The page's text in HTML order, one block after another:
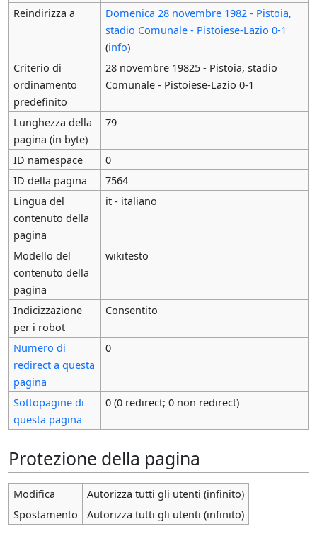
Reindirizza a
Domenica 28 novembre 1982 - Pistoia,
stadio Comunale - Pistoiese-Lazio 0-1
(info)
Criterio di
ordinamento
predefinito
28 novembre 19825 - Pistoia, stadio
Comunale - Pistoiese-Lazio 0-1
Lunghezza della
pagina (in byte)
79
ID namespace
0
ID della pagina
7564
Lingua del
contenuto della
pagina
it - italiano
Modello del
contenuto della
pagina
wikitesto
Indicizzazione
per i robot
Consentito
Numero di
redirect a questa
pagina
0
Sottopagine di
questa pagina
0 (0 redirect; 0 non redirect)
Protezione della pagina
Modifica
Autorizza tutti gli utenti (infinito)
Spostamento
Autorizza tutti gli utenti (infinito)